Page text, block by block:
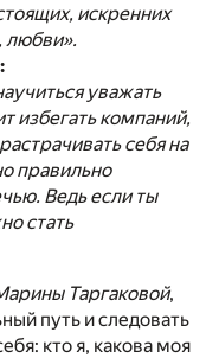
искренних
любви».
уважать
избегать компаний,
себя на
правильно
Ведь если ты
стать
Таргаковой,
путь и следовать
кто я, какова моя